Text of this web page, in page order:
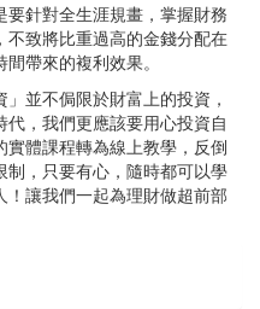
針對全生涯規畫，掌握財務
致將比重過高的金錢分配在
帶來的複利效果。
並不侷限於財富上的投資，
，我們更應該要用心投資自
體課程轉為線上教學，反倒
，只要有心，隨時都可以學
讓我們一起為理財做超前部